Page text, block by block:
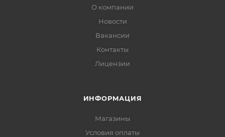
О компании
Новости
Вакансии
Контакты
Лицензии
ИНФОРМАЦИЯ
Магазины
Условия оплаты